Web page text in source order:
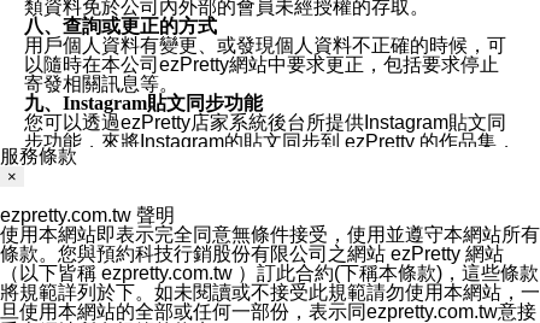
類資料免於公司內外部的會員未經授權的存取。
八、查詢或更正的方式
用戶個人資料有變更、或發現個人資料不正確的時候，可
以隨時在本公司ezPretty網站中要求更正，包括要求停止
寄發相關訊息等。
九、Instagram貼文同步功能
您可以透過ezPretty店家系統後台所提供Instagram貼文同
步功能，來將Instagram的貼文同步到 ezPretty 的作品集，
使用此功能您需要授權本公司存取您的Instagram帳號，您
如果您有使用ezPretty網站所提供Instagram貼文同步功
能，您可以於任何時間取消您的 Instagram 授權，只需要
透過電子郵件和服務人員聯絡，本公司會盡快清除您的授
權資料，或是您可以登入店家系統後台使用取消授權功
能，系統將立即清除您的授權資料，並完全清除您透過此
功能所同步的Instagram貼文。
服務條款
×
ezpretty.com.tw 聲明
使用本網站即表示完全同意無條件接受，使用並遵守本網站所有
條款。您與預約科技行銷股份有限公司之網站 ezPretty 網站
（以下皆稱 ezpretty.com.tw ）訂此合約(下稱本條款)，這些條款
將規範詳列於下。如未閱讀或不接受此規範請勿使用本網站，一
旦使用本網站的全部或任何一部份，表示同ezpretty.com.tw意接